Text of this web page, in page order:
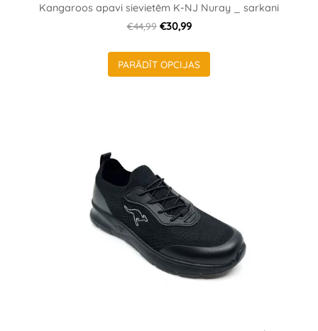
Kangaroos apavi sievietēm K-NJ Nuray _ sarkani
€44,99 €30,99
PARĀDĪT OPCIJAS